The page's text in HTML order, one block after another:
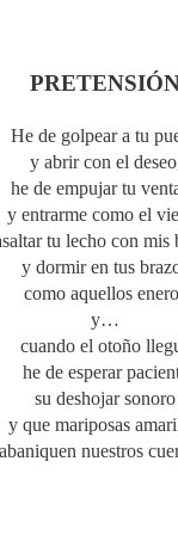
He de golpear a tu
y abrir con el
he de empujar tu
y entrarme como el
tu lecho con mis
y dormir en tus
como aquellos
y…
cuando el otoño
he de esperar
su deshojar sonoro
y que mariposas
abaniquen nuestros